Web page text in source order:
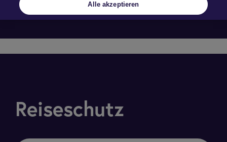
Rei­se­schutz
Alle akzeptieren